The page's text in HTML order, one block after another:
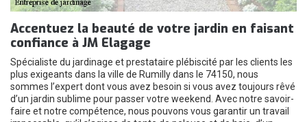
Accentuez la beauté de votre jardin en faisant
confiance à JM Elagage
Spécialiste du jardinage et prestataire plébiscité par les clients les
plus exigeants dans la ville de Rumilly dans le 74150, nous
sommes l’expert dont vous avez besoin si vous avez toujours rêvé
d’un jardin sublime pour passer votre weekend. Avec notre savoir-
faire et notre compétence, nous pouvons vous garantir un travail